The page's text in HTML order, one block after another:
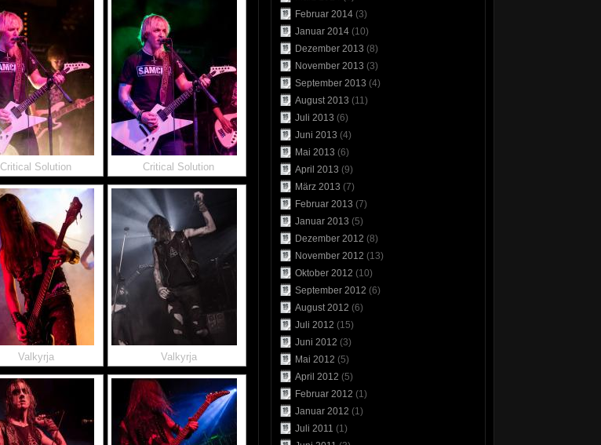
Critical Solution Critical Solution
Valkyrja Valkyrja
Februar 2014 (3)
Januar 2014 (10)
Dezember 2013 (8)
November 2013 (3)
September 2013 (4)
August 2013 (11)
Juli 2013 (6)
Juni 2013 (4)
Mai 2013 (6)
April 2013 (9)
März 2013 (7)
Februar 2013 (7)
Januar 2013 (5)
Dezember 2012 (8)
November 2012 (13)
Oktober 2012 (10)
September 2012 (6)
August 2012 (6)
Juli 2012 (15)
Juni 2012 (3)
Mai 2012 (5)
April 2012 (5)
Februar 2012 (1)
Januar 2012 (1)
Juli 2011 (1)